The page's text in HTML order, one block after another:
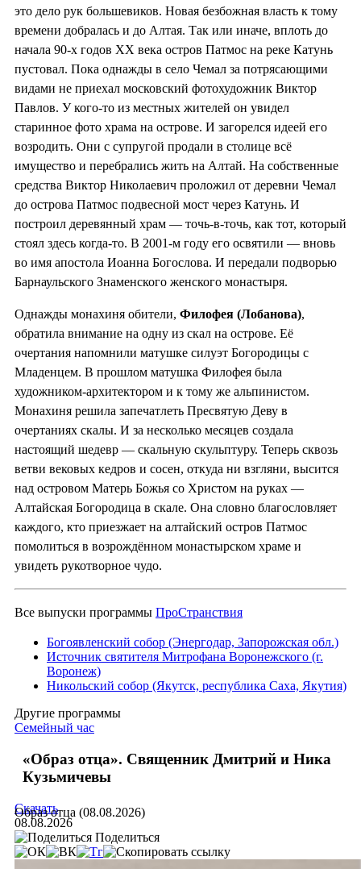
это дело рук большевиков. Новая безбожная власть к тому
времени добралась и до Алтая. Так или иначе, вплоть до
начала 90-х годов ХХ века остров Патмос на реке Катунь
пустовал. Пока однажды в село Чемал за потрясающими
видами не приехал московский фотохудожник Виктор
Павлов. У кого-то из местных жителей он увидел
старинное фото храма на острове. И загорелся идеей его
возродить. Они с супругой продали в столице всё
имущество и перебрались жить на Алтай. На собственные
средства Виктор Николаевич проложил от деревни Чемал
до острова Патмос подвесной мост через Катунь. И
построил деревянный храм — точь-в-точь, как тот, который
стоял здесь когда-то. В 2001-м году его освятили — вновь
во имя апостола Иоанна Богослова. И передали подворью
Барнаульского Знаменского женского монастыря.
Однажды монахиня обители, Филофея (Лобанова),
обратила внимание на одну из скал на острове. Её
очертания напомнили матушке силуэт Богородицы с
Младенцем. В прошлом матушка Филофея была
художником-архитектором и к тому же альпинистом.
Монахиня решила запечатлеть Пресвятую Деву в
очертаниях скалы. И за несколько месяцев создала
настоящий шедевр — скальную скульптуру. Теперь сквозь
ветви вековых кедров и сосен, откуда ни взгляни, высится
над островом Матерь Божья со Христом на руках —
Алтайская Богородица в скале. Она словно благословляет
каждого, кто приезжает на алтайский остров Патмос
помолиться в возрождённом монастырском храме и
увидеть рукотворное чудо.
Все выпуски программы ПроСтранствия
Богоявленский собор (Энергодар, Запорожская обл.)
Источник святителя Митрофана Воронежского (г.
Воронеж)
Никольский собор (Якутск, республика Саха, Якутия)
Другие программы
Семейный час
«Образ отца». Священник Дмитрий и Ника
Кузьмичевы
Образ отца (08.08.2026)
Скачать
08.08.2026
Поделиться